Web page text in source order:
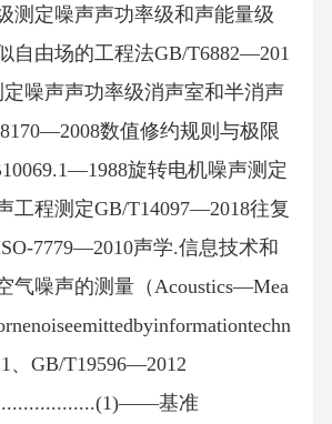
测定噪声声功率级和声能量级
自由场的工程法GB/T6882—201
噪声声功率级消声室和半消声
数值修约规则与极限
旋转电机噪声测定
工程测定GB/T14097—2018往复
7779—2010声学.信息技术和
气噪声的测量（Acoustics—Mea
、GB/T19596—2012
基准